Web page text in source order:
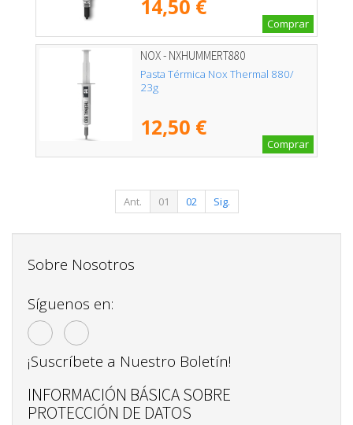
14,50 €
Comprar
NOX - NXHUMMERT880
Pasta Térmica Nox Thermal 880/
23g
12,50 €
Comprar
Ant. 01 02 Sig.
Sobre Nosotros
Síguenos en:
¡Suscríbete a Nuestro Boletín!
INFORMACIÓN BÁSICA SOBRE
PROTECCIÓN DE DATOS